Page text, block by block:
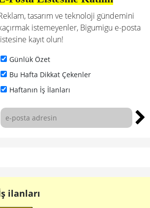
tasarım ve teknoloji gündemini
istemeyenler, Bigumigu e-posta
kayıt olun!
Günlük Özet
Bu Hafta Dikkat Çekenler
Haftanın İş İlanları
ilanları